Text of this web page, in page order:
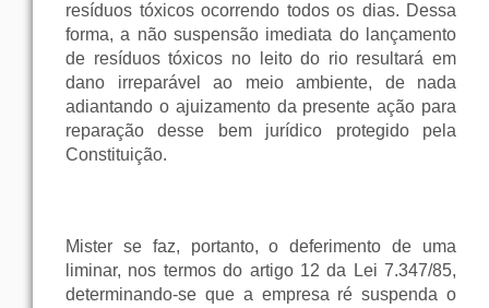
resíduos tóxicos ocorrendo todos os dias. Dessa
forma, a não suspensão imediata do lançamento
de resíduos tóxicos no leito do rio resultará em
dano irreparável ao meio ambiente, de nada
adiantando o ajuizamento da presente ação para
reparação desse bem jurídico protegido pela
Constituição.
Mister se faz, portanto, o deferimento de uma
liminar, nos termos do artigo 12 da Lei 7.347/85,
determinando-se que a empresa ré suspenda o